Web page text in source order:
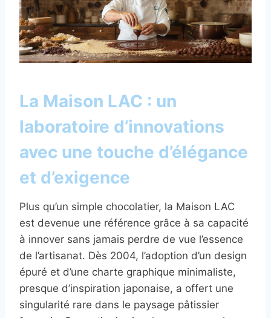
La Maison LAC : un
laboratoire d’innovations
avec une touche d’élégance
et d’exigence
Plus qu’un simple chocolatier, la Maison LAC
est devenue une référence grâce à sa capacité
à innover sans jamais perdre de vue l’essence
de l’artisanat. Dès 2004, l’adoption d’un design
épuré et d’une charte graphique minimaliste,
presque d’inspiration japonaise, a offert une
singularité rare dans le paysage pâtissier